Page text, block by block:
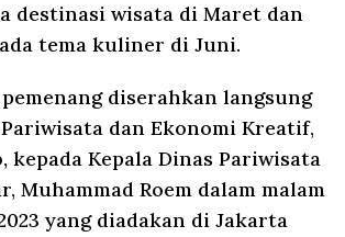
destinasi wisata di Maret dan
tema kuliner di Juni.
diserahkan langsung
dan Ekonomi Kreatif,
kepada Kepala Dinas Pariwisata
Muhammad Roem dalam malam
yang diadakan di Jakarta